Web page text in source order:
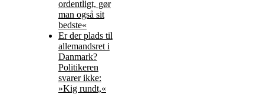
ordentligt, gør
man også sit
bedste«
Er der plads til
allemandsret i
Danmark?
Politikeren
svarer ikke:
»Kig rundt,«